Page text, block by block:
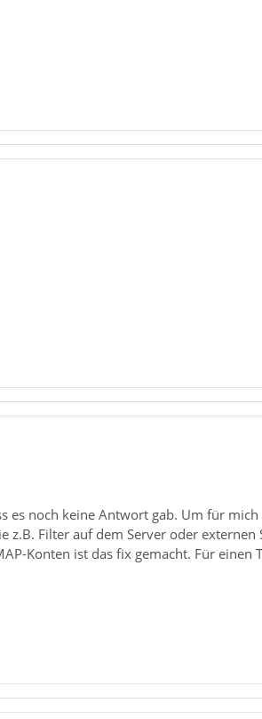
es noch keine Antwort gab. Um für
Filter auf dem Server oder externen
Konten ist das fix gemacht. Für einen